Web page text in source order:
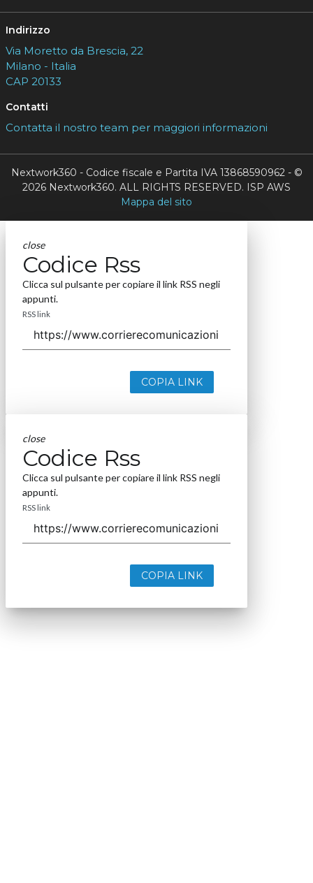
Indirizzo
Via Moretto da Brescia, 22
Milano - Italia
CAP 20133
Contatti
Contatta il nostro team per maggiori informazioni
Nextwork360 - Codice fiscale e Partita IVA 13868590962 - ©
2026 Nextwork360. ALL RIGHTS RESERVED. ISP AWS
Mappa del sito
close
Codice Rss
Clicca sul pulsante per copiare il link RSS negli
appunti.
RSS link
COPIA LINK
close
Codice Rss
Clicca sul pulsante per copiare il link RSS negli
appunti.
RSS link
COPIA LINK